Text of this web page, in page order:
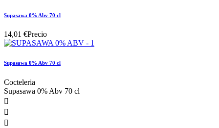
Supasawa 0% Abv 70 cl
14,01 €Precio
Supasawa 0% Abv 70 cl
Cocteleria
Supasawa 0% Abv 70 cl


